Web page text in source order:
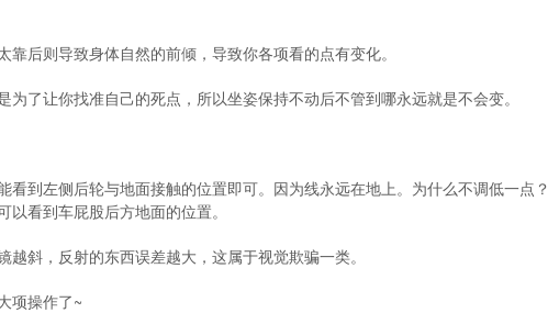
后则导致身体自然的前倾，导致你各项看的点有变化。
了让你找准自己的死点，所以坐姿保持不动后不管到哪永远就是不会变。
到左侧后轮与地面接触的位置即可。因为线永远在地上。为什么不调低一点？
看到车屁股后方地面的位置。
斜，反射的东西误差越大，这属于视觉欺骗一类。
项操作了~